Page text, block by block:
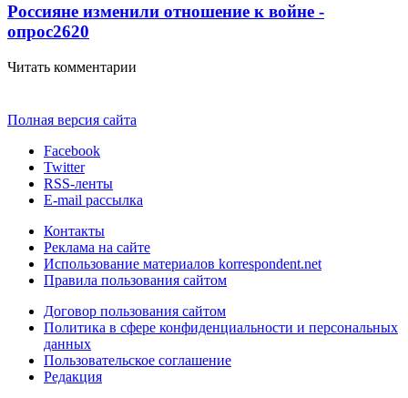
Россияне изменили отношение к войне -
опрос2620
Читать комментарии
Полная версия сайта
Facebook
Twitter
RSS-ленты
E-mail рассылка
Контакты
Реклама на сайте
Использование материалов korrespondent.net
Правила пользования сайтом
Договор пользования сайтом
Политика в сфере конфиденциальности и персональных
данных
Пользовательское соглашение
Редакция